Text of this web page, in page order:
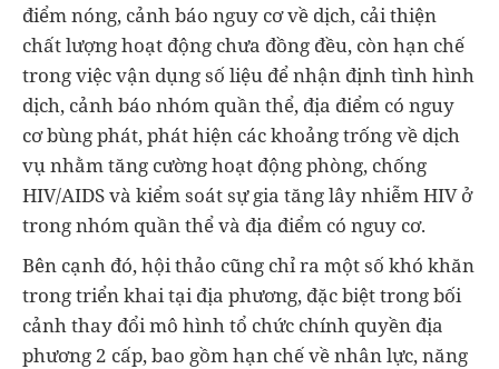
điểm nóng, cảnh báo nguy cơ về dịch, cải thiện
chất lượng hoạt động chưa đồng đều, còn hạn chế
trong việc vận dụng số liệu để nhận định tình hình
dịch, cảnh báo nhóm quần thể, địa điểm có nguy
cơ bùng phát, phát hiện các khoảng trống về dịch
vụ nhằm tăng cường hoạt động phòng, chống
HIV/AIDS và kiểm soát sự gia tăng lây nhiễm HIV ở
trong nhóm quần thể và địa điểm có nguy cơ.
Bên cạnh đó, hội thảo cũng chỉ ra một số khó khăn
trong triển khai tại địa phương, đặc biệt trong bối
cảnh thay đổi mô hình tổ chức chính quyền địa
phương 2 cấp, bao gồm hạn chế về nhân lực, năng